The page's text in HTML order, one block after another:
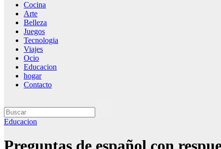
Cocina
Arte
Belleza
Juegos
Tecnologia
Viajes
Ocio
Educacion
hogar
Contacto
Educacion